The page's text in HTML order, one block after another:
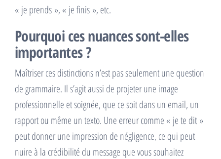
« je prends », « je finis », etc.
Pourquoi ces nuances sont-elles
importantes ?
Maîtriser ces distinctions n’est pas seulement une question
de grammaire. Il s’agit aussi de projeter une image
professionnelle et soignée, que ce soit dans un email, un
rapport ou même un texto. Une erreur comme « je te dit »
peut donner une impression de négligence, ce qui peut
nuire à la crédibilité du message que vous souhaitez